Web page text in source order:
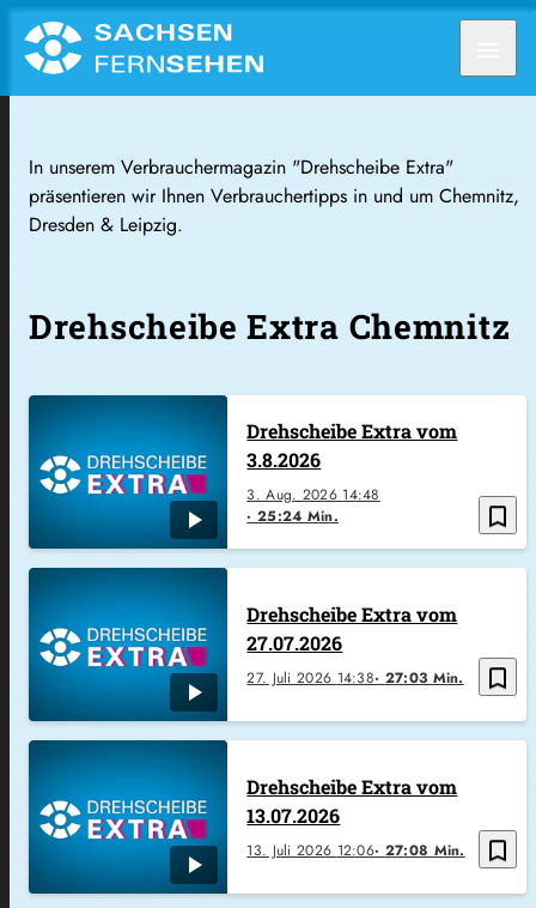
In unserem Verbrauchermagazin "Drehscheibe Extra"
präsentieren wir Ihnen Verbrauchertipps in und um Chemnitz,
Dresden & Leipzig.
Drehscheibe Extra Chemnitz
bookmark_border
3. Aug. 2026 14:48
25:24 Min.
Drehscheibe Extra vom
3.8.2026
bookmark_border
27. Juli 2026 14:38 27:03 Min.
Drehscheibe Extra vom
27.07.2026
bookmark_border
13. Juli 2026 12:06 27:08 Min.
Drehscheibe Extra vom
13.07.2026